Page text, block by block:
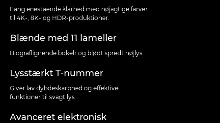
Fang enestående klarhed med nøjagtige farver
til 4K-, 8K- og HDR-produktioner.
Blænde med 11 lameller
Biograflignende bokeh og blødt spredt højlys
Lysstærkt T-nummer
Giver lav dybdeskarphed og effektive
funktioner til svagt lys
Avanceret elektronisk